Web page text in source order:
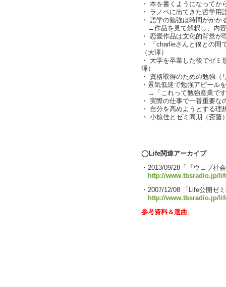
・ 本を書くようになって
・ ラノベに出てきた哲学
・ 語学の勉強は時間がかか
→作品を見て解釈し、内
・ 恋愛作品は文化的背景
・ 「charlieさんと僕との間
（大澤）
・ 大学を卒業した後でゼ
澤）
・ 資格取得のための勉強（
・景気低迷で勉強アピール
→「これって勉強産業で
・ 実際の仕事で一番重要
・ 自分を高めようとする
・ 小椋佳とゼミ同期（斎藤
◯Life関連アーカイブ
・2013/09/28「『ウェブ社
http://www.tbsradio.jp/
・2007/12/08 「Life公開ゼ
http://www.tbsradio.jp/
参考資料＆選曲↓